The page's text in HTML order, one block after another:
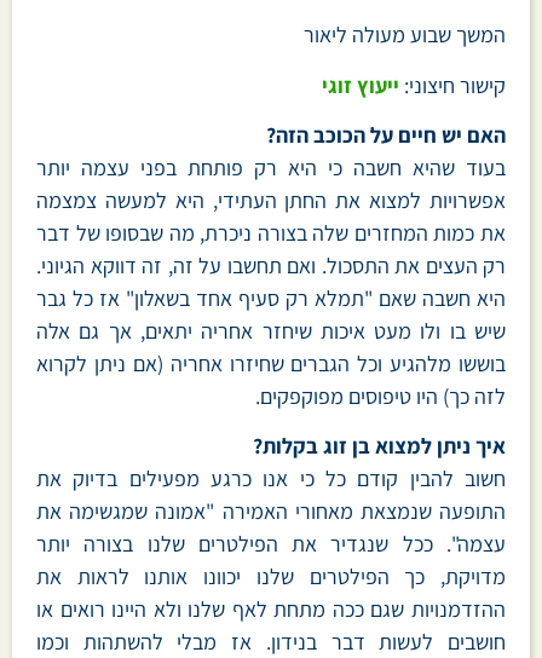
המשך שבוע מעולה ליאור
קישור חיצוני: ייעוץ זוגי
האם יש חיים על הכוכב הזה?
בעוד שהיא חשבה כי היא רק פותחת בפני עצמה יותר
אפשרויות למצוא את החתן העתידי, היא למעשה צמצמה
את כמות המחזרים שלה בצורה ניכרת, מה שבסופו של דבר
רק העצים את התסכול. ואם תחשבו על זה, זה דווקא הגיוני.
היא חשבה שאם "תמלא רק סעיף אחד בשאלון" אז כל גבר
שיש בו ולו מעט איכות שיחזר אחריה יתאים, אך גם אלה
בוששו מלהגיע וכל הגברים שחיזרו אחריה (אם ניתן לקרוא
לזה כך) היו טיפוסים מפוקפקים.
איך ניתן למצוא בן זוג בקלות?
חשוב להבין קודם כל כי אנו כרגע מפעילים בדיוק את
התופעה שנמצאת מאחורי האמירה "אמונה שמגשימה את
עצמה". ככל שנגדיר את הפילטרים שלנו בצורה יותר
מדויקת, כך הפילטרים שלנו יכוונו אותנו לראות את
ההזדמנויות שגם ככה מתחת לאף שלנו ולא היינו רואים או
חושבים לעשות דבר בנידון. אז מבלי להשתהות וכמו